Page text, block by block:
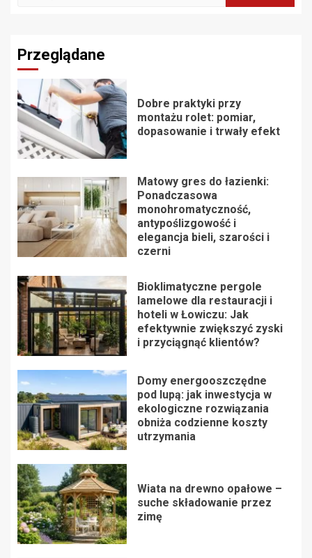
Przeglądane
Dobre praktyki przy
montażu rolet: pomiar,
dopasowanie i trwały efekt
Matowy gres do łazienki:
Ponadczasowa
monohromatyczność,
antypoślizgowość i
elegancja bieli, szarości i
czerni
Bioklimatyczne pergole
lamelowe dla restauracji i
hoteli w Łowiczu: Jak
efektywnie zwiększyć zyski
i przyciągnąć klientów?
Domy energooszczędne
pod lupą: jak inwestycja w
ekologiczne rozwiązania
obniża codzienne koszty
utrzymania
Wiata na drewno opałowe –
suche składowanie przez
zimę